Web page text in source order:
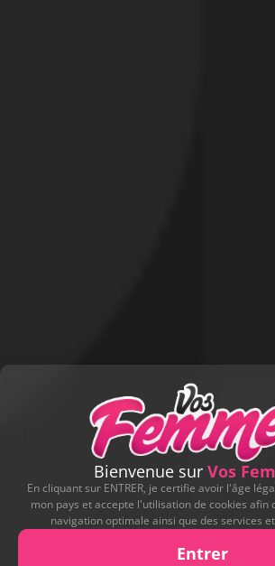
Bienvenue sur Vos
En cliquant sur ENTRER, je certifie avoir l'âge
mon pays et accepte l'utilisation de cookies afin
navigation optimale ainsi que des services
Entrer